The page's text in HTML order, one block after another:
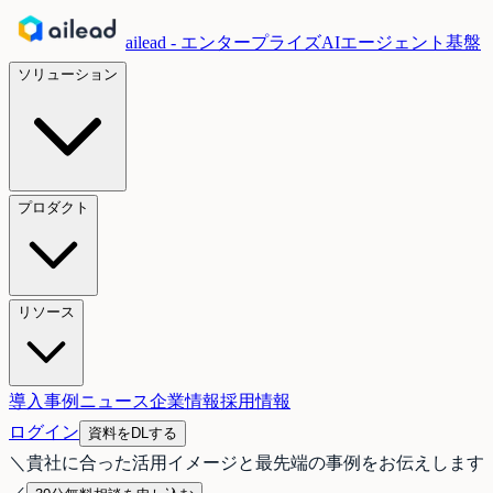
ailead - エンタープライズAIエージェント基盤
ソリューション
プロダクト
リソース
導入事例 ニュース企業情報採用情報
ログイン
資料をDLする
＼ 貴社に合った活用イメージと最先端の事例をお伝えします